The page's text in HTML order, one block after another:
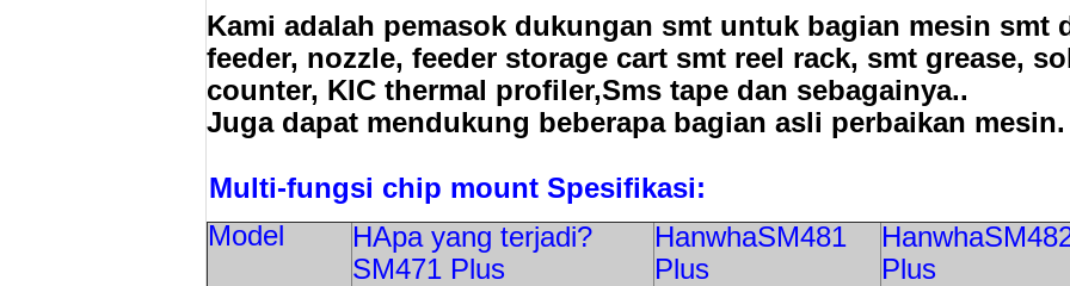
Kami adalah pemasok dukungan smt untuk bagian mesin smt
feeder, nozzle, feeder storage cart smt reel rack, smt grease,
counter, KIC thermal profiler,Sms tape dan sebagainya..
Juga dapat mendukung beberapa bagian asli perbaikan mesin.
Multi-fungsi chip mount Spesifikasi:
Model
HApa yang terjadi?
SM471 Plus
HanwhaSM481
Plus
Hanwha
Plus